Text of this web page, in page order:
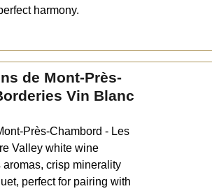
harmony.
de Mont-Près-
Vin Blanc
Près-Chambord - Les
Valley white wine
crisp minerality
perfect for pairing with